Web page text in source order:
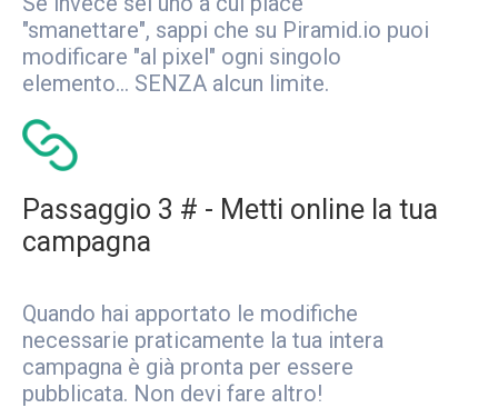
"smanettare", sappi che su Piramid.io puoi
modificare "al pixel" ogni singolo
elemento... SENZA alcun limite.
Passaggio 3 # - Metti online la tua
campagna
Quando hai apportato le modifiche
necessarie praticamente la tua intera
campagna è già pronta per essere
pubblicata. Non devi fare altro!